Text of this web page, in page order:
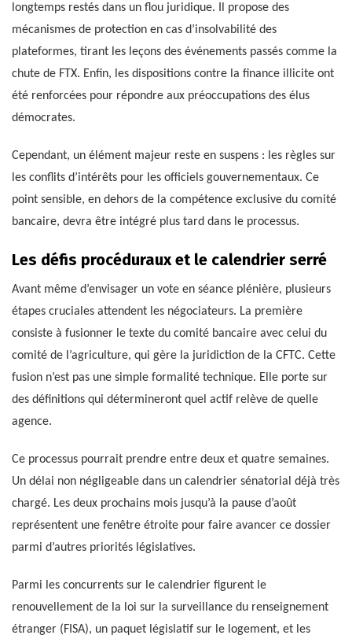
longtemps restés dans un flou juridique. Il propose des
mécanismes de protection en cas d’insolvabilité des
plateformes, tirant les leçons des événements passés comme la
chute de FTX. Enfin, les dispositions contre la finance illicite ont
été renforcées pour répondre aux préoccupations des élus
démocrates.
Cependant, un élément majeur reste en suspens : les règles sur
les conflits d’intérêts pour les officiels gouvernementaux. Ce
point sensible, en dehors de la compétence exclusive du comité
bancaire, devra être intégré plus tard dans le processus.
Les défis procéduraux et le calendrier serré
Avant même d’envisager un vote en séance plénière, plusieurs
étapes cruciales attendent les négociateurs. La première
consiste à fusionner le texte du comité bancaire avec celui du
comité de l’agriculture, qui gère la juridiction de la CFTC. Cette
fusion n’est pas une simple formalité technique. Elle porte sur
des définitions qui détermineront quel actif relève de quelle
agence.
Ce processus pourrait prendre entre deux et quatre semaines.
Un délai non négligeable dans un calendrier sénatorial déjà très
chargé. Les deux prochains mois jusqu’à la pause d’août
représentent une fenêtre étroite pour faire avancer ce dossier
parmi d’autres priorités législatives.
Parmi les concurrents sur le calendrier figurent le
renouvellement de la loi sur la surveillance du renseignement
étranger (FISA), un paquet législatif sur le logement, et les